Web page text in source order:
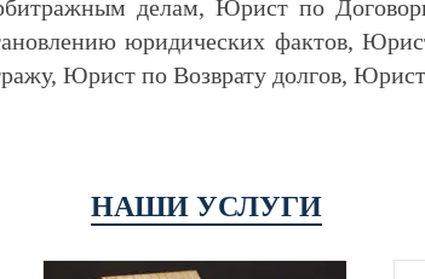
делам, Юрист по
юридических фактов,
Юрист по Возврату долгов, Юрист
НАШИ УСЛУГИ